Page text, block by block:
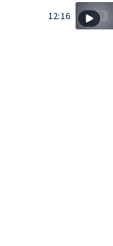
12:16